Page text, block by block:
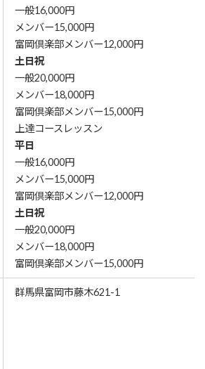
一般16,000円
メンバー15,000円
富岡倶楽部メンバー12,000円
土日祝
一般20,000円
メンバー18,000円
富岡倶楽部メンバー15,000円
上達コースレッスン
平日
一般16,000円
メンバー15,000円
富岡倶楽部メンバー12,000円
土日祝
一般20,000円
メンバー18,000円
富岡倶楽部メンバー15,000円
群馬県富岡市藤木621-1